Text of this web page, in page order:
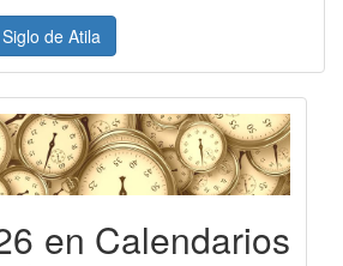
de Atila
en Calendarios